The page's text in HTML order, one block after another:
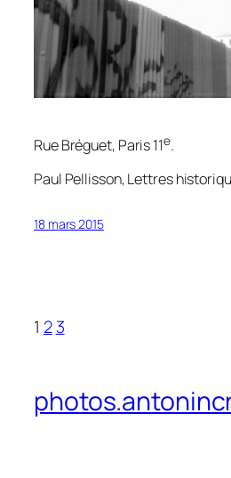
Rue Bréguet, Paris 11e.
Paul Pellisson,Lettres
18 mars 2015
1 2 3